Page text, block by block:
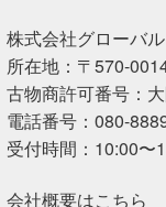
株式会社グローバ
所在地：〒570-
古物商許可番号：
電話番号：080-
受付時間：10:00〜
会社概要はこちら